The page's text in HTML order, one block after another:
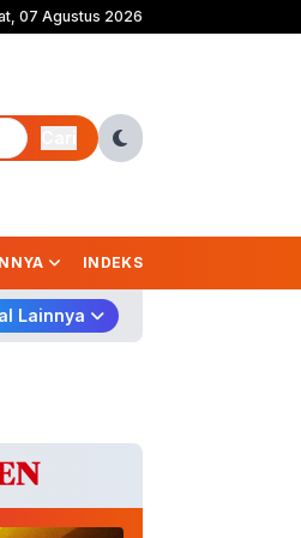
Masih Sama Kuat 1-1 di Babak
07 Agustus 2026
INDEKS
Lainnya